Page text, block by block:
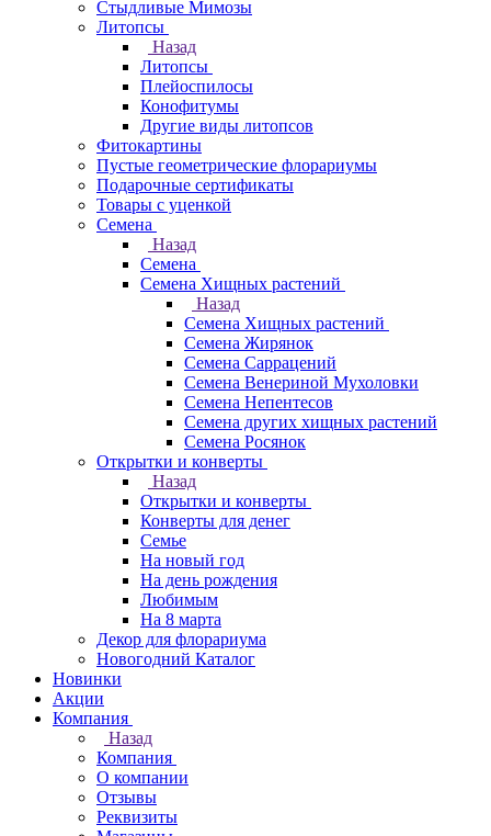
Стыдливые Мимозы
Литопсы
Назад
Литопсы
Плейоспилосы
Конофитумы
Другие виды литопсов
Фитокартины
Пустые геометрические флорариумы
Подарочные сертификаты
Товары с уценкой
Семена
Назад
Семена
Семена Хищных растений
Назад
Семена Хищных растений
Семена Жирянок
Семена Саррацений
Семена Венериной Мухоловки
Семена Непентесов
Семена других хищных растений
Семена Росянок
Открытки и конверты
Назад
Открытки и конверты
Конверты для денег
Семье
На новый год
На день рождения
Любимым
На 8 марта
Декор для флорариума
Новогодний Каталог
Новинки
Акции
Компания
Назад
Компания
О компании
Отзывы
Реквизиты